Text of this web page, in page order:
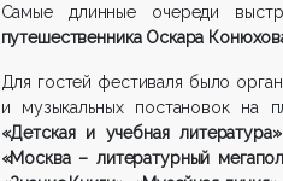
Самые длинные очереди
путешественника Оскара
Для гостей фестиваля было
и музыкальных постановок на
«Детская и учебная
«Москва – литературный